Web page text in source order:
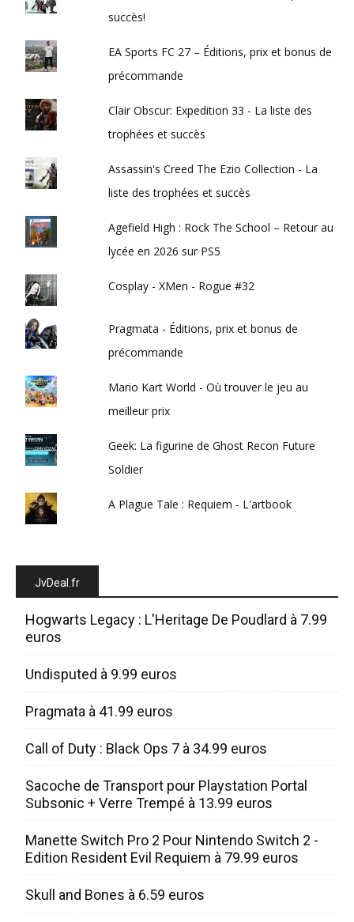
succès!
EA Sports FC 27 – Éditions, prix et bonus de
précommande
Clair Obscur: Expedition 33 - La liste des
trophées et succès
Assassin's Creed The Ezio Collection - La
liste des trophées et succès
Agefield High : Rock The School – Retour au
lycée en 2026 sur PS5
Cosplay - XMen - Rogue #32
Pragmata - Éditions, prix et bonus de
précommande
Mario Kart World - Où trouver le jeu au
meilleur prix
Geek: La figurine de Ghost Recon Future
Soldier
A Plague Tale : Requiem - L'artbook
JvDeal.fr
Hogwarts Legacy : L'Heritage De Poudlard à 7.99
euros
Undisputed à 9.99 euros
Pragmata à 41.99 euros
Call of Duty : Black Ops 7 à 34.99 euros
Sacoche de Transport pour Playstation Portal
Subsonic + Verre Trempé à 13.99 euros
Manette Switch Pro 2 Pour Nintendo Switch 2 -
Edition Resident Evil Requiem à 79.99 euros
Skull and Bones à 6.59 euros